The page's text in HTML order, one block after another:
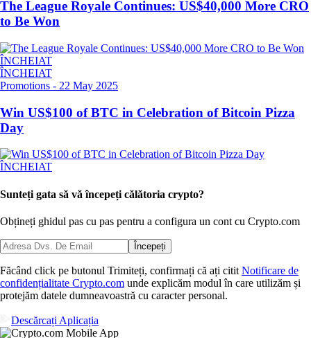
The League Royale Continues: US$40,000 More CRO
to Be Won
ÎNCHEIAT
ÎNCHEIAT
Promotions - 22 May 2025
Win US$100 of BTC in Celebration of Bitcoin Pizza
Day
ÎNCHEIAT
Sunteți gata să vă începeți călătoria crypto?
Obțineți ghidul pas cu pas pentru a configura un cont cu Crypto.com
Începeți
Făcând click pe butonul Trimiteți, confirmați că ați citit Notificare de
confidențialitate Crypto.com unde explicăm modul în care utilizăm și
protejăm datele dumneavoastră cu caracter personal.
Descărcați Aplicația